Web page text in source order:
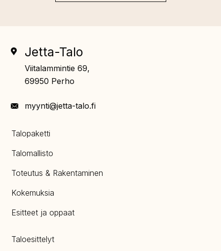
Jetta-Talo
Viitalammintie 69,
69950 Perho
myynti@jetta-talo.fi
Talopaketti
Talomallisto
Toteutus & Rakentaminen
Kokemuksia
Esitteet ja oppaat
Taloesittelyt